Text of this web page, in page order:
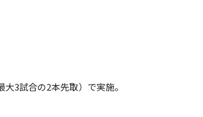
3試合の2本先取）で実施。